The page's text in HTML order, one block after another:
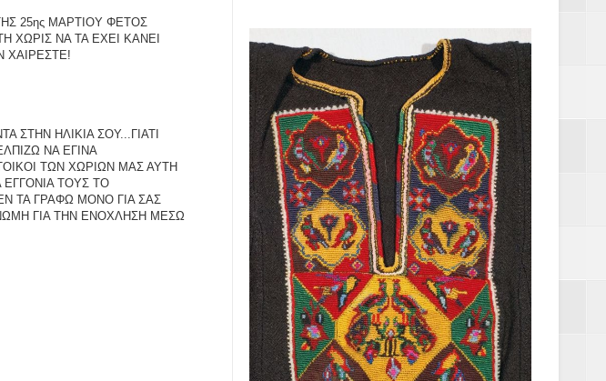
25ης ΜΑΡΤΙΟΥ ΦΕΤΟΣ
ΝΑ ΤΑ ΕΧΕΙ ΚΑΝΕΙ
ΧΑΙΡΕΣΤΕ!
ΣΤΗΝ ΗΛΙΚΙΑ ΣΟΥ...ΓΙΑΤΙ
ΝΑ ΕΓΙΝΑ
ΤΩΝ ΧΩΡΙΩΝ ΜΑΣ ΑΥΤΗ
ΤΟΥΣ ΤΟ
ΤΑ ΓΡΑΦΩ ΜΟΝΟ ΓΙΑ ΣΑΣ
ΓΙΑ ΤΗΝ ΕΝΟΧΛΗΣΗ ΜΕΣΩ